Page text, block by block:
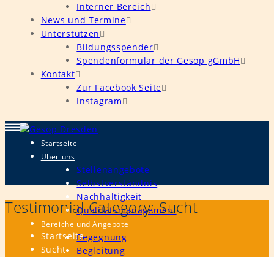
Interner Bereich
News und Termine
Unterstützen
Bildungsspender
Spendenformular der Gesop gGmbH
Kontakt
Zur Facebook Seite
Instagram
Startseite
Über uns
Stellenangebote
Selbstverständnis
Nachhaltigkeit
Qualitätsmanagement
Bereiche und Angebote
Begegnung
Begleitung
Testimonial Category:Sucht
Startseite
Sucht